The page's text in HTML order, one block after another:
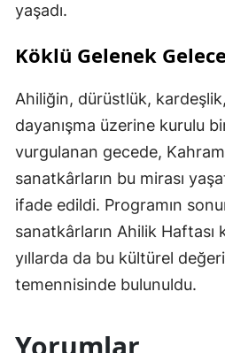
yaşadı.
Köklü Gelenek
Ahiliğin, dürüstlük,
dayanışma üzerine kurulu
vurgulanan gecede,
sanatkârların bu mirası
ifade edildi. Programın
sanatkârların Ahilik Haftası
yıllarda da bu kültürel
temennisinde bulunuldu.